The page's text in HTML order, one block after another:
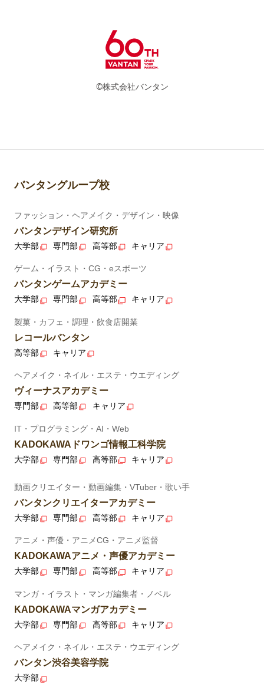
©株式会社バンタン
バンタングループ校
ファッション・ヘアメイク・デザイン・映像
バンタンデザイン研究所
大学部 専門部 高等部 キャリア
ゲーム・イラスト・CG・eスポーツ
バンタンゲームアカデミー
大学部 専門部 高等部 キャリア
製菓・カフェ・調理・飲食店開業
レコールバンタン
高等部 キャリア
ヘアメイク・ネイル・エステ・ウエディング
ヴィーナスアカデミー
専門部 高等部 キャリア
IT・プログラミング・AI・Web
KADOKAWAドワンゴ情報工科学院
大学部 専門部 高等部 キャリア
動画クリエイター・動画編集・VTuber・歌い手
バンタンクリエイターアカデミー
大学部 専門部 高等部 キャリア
アニメ・声優・アニメCG・アニメ監督
KADOKAWAアニメ・声優アカデミー
大学部 専門部 高等部 キャリア
マンガ・イラスト・マンガ編集者・ノベル
KADOKAWAマンガアカデミー
大学部 専門部 高等部 キャリア
ヘアメイク・ネイル・エステ・ウエディング
バンタン渋谷美容学院
大学部